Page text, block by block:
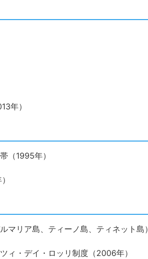
年）
（1995年）
マリア島、ティーノ島、ティネット島）
ィ・デイ・ロッリ制度（2006年）